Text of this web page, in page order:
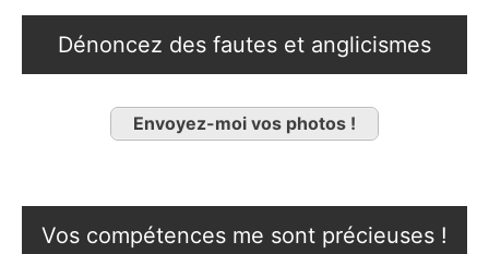
Dénoncez des fautes et anglicismes
Envoyez-moi vos photos !
Vos compétences me sont précieuses !